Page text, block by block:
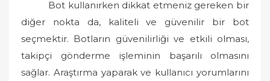
Bot kullanırken dikkat etmeniz gereken bir
diğer nokta da, kaliteli ve güvenilir bir bot
seçmektir. Botların güvenilirliği ve etkili olması,
takipçi gönderme işleminin başarılı olmasını
sağlar. Araştırma yaparak ve kullanıcı yorumlarını